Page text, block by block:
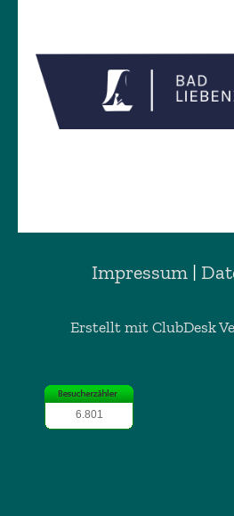
Impressum|
Erstellt mit ClubDesk
6.801